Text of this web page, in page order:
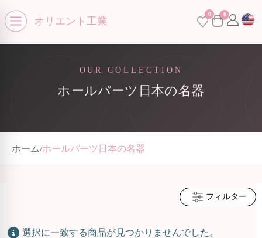
Open menuオリエント工業
0 0
menu
OUR COLLECTION
ホールパーツ日本の名器
ホーム/ホールパーツ日本の名器
フィルター
選択に一致する商品が見つかりませんでした。